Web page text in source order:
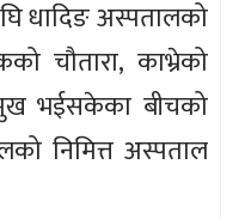
धादिङ अस्पतालको
चौतारा, काभ्रेको
भईसकेका बीचको
निमित्त अस्पताल